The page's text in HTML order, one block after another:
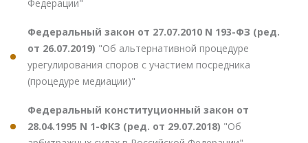
Федерации"
Федеральный закон от 27.07.2010 N 193-ФЗ (ред.
от 26.07.2019) "Об альтернативной процедуре
урегулирования споров с участием посредника
(процедуре медиации)"
Федеральный конституционный закон от
28.04.1995 N 1-ФКЗ (ред. от 29.07.2018) "Об